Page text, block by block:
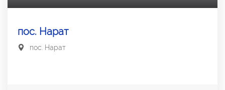
пос. Нарат
пос. Нарат